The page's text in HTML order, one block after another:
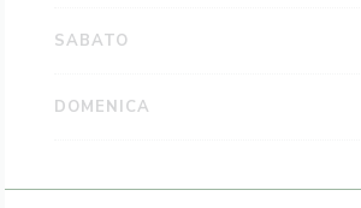
SABATO
DOMENICA